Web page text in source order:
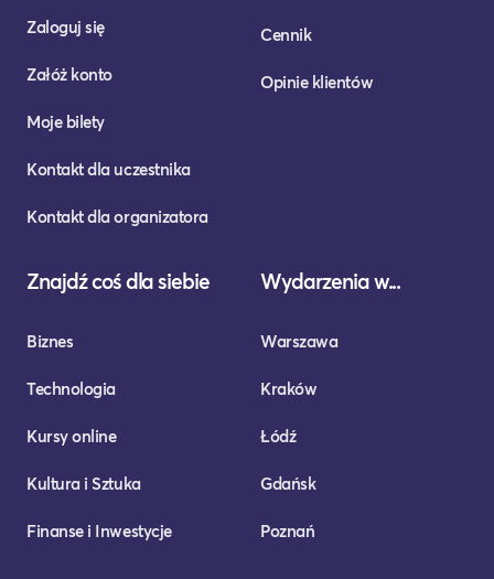
Zaloguj się
Załóż konto
Moje bilety
Kontakt dla uczestnika
Kontakt dla organizatora
Cennik
Opinie klientów
Znajdź coś dla siebie
Biznes
Technologia
Kursy online
Kultura i Sztuka
Finanse i Inwestycje
Wydarzenia w...
Warszawa
Kraków
Łódź
Gdańsk
Poznań